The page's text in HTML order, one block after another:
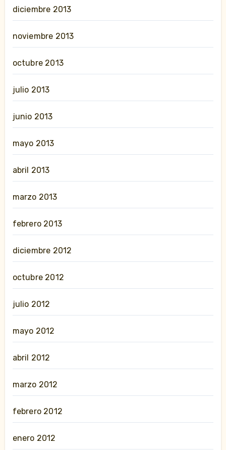
diciembre 2013
noviembre 2013
octubre 2013
julio 2013
junio 2013
mayo 2013
abril 2013
marzo 2013
febrero 2013
diciembre 2012
octubre 2012
julio 2012
mayo 2012
abril 2012
marzo 2012
febrero 2012
enero 2012